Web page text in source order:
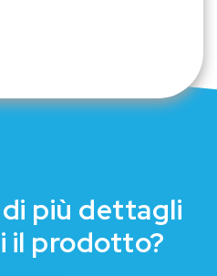
più dettagli
il prodotto?